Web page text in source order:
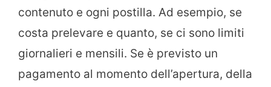
contenuto e ogni postilla. Ad esempio, se
costa prelevare e quanto, se ci sono limiti
giornalieri e mensili. Se è previsto un
pagamento al momento dell’apertura, della